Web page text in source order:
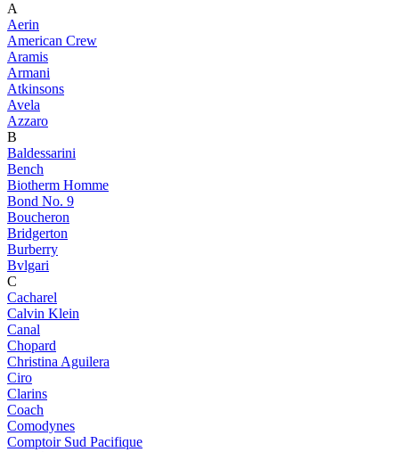
A
Aerin
American Crew
Aramis
Armani
Atkinsons
Avela
Azzaro
B
Baldessarini
Bench
Biotherm Homme
Bond No. 9
Boucheron
Bridgerton
Burberry
Bvlgari
C
Cacharel
Calvin Klein
Canal
Chopard
Christina Aguilera
Ciro
Clarins
Coach
Comodynes
Comptoir Sud Pacifique